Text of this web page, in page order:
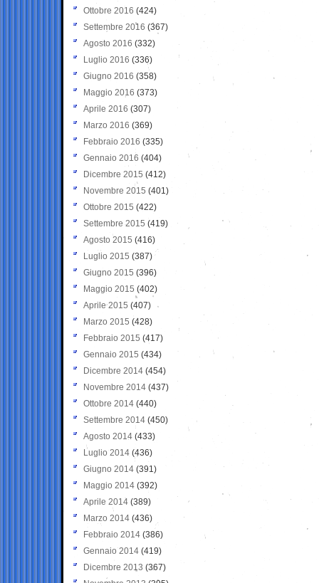
Ottobre 2016 (424)
Settembre 2016 (367)
Agosto 2016 (332)
Luglio 2016 (336)
Giugno 2016 (358)
Maggio 2016 (373)
Aprile 2016 (307)
Marzo 2016 (369)
Febbraio 2016 (335)
Gennaio 2016 (404)
Dicembre 2015 (412)
Novembre 2015 (401)
Ottobre 2015 (422)
Settembre 2015 (419)
Agosto 2015 (416)
Luglio 2015 (387)
Giugno 2015 (396)
Maggio 2015 (402)
Aprile 2015 (407)
Marzo 2015 (428)
Febbraio 2015 (417)
Gennaio 2015 (434)
Dicembre 2014 (454)
Novembre 2014 (437)
Ottobre 2014 (440)
Settembre 2014 (450)
Agosto 2014 (433)
Luglio 2014 (436)
Giugno 2014 (391)
Maggio 2014 (392)
Aprile 2014 (389)
Marzo 2014 (436)
Febbraio 2014 (386)
Gennaio 2014 (419)
Dicembre 2013 (367)